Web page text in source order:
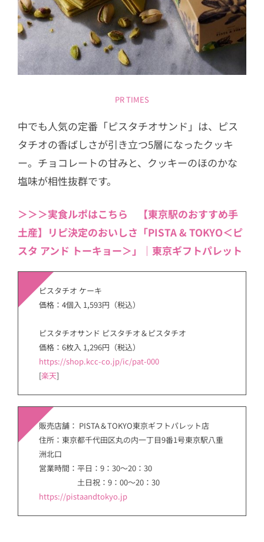
PR TIMES
中でも人気の定番「ピスタチオサンド」は、ピス
タチオの香ばしさが引き立つ5層になったクッキ
ー。チョコレートの甘みと、クッキーのほのかな
塩味が相性抜群です。
＞＞＞実食ルポはこちら 【東京駅のおすすめ手
土産】リピ決定のおいしさ「PISTA & TOKYO＜ピ
スタ アンド トーキョー＞」｜東京ギフトパレット
ピスタチオ ケーキ
価格：4個入 1,593円（税込）
ピスタチオサンド ピスタチオ＆ピスタチオ
価格：6枚入 1,296円（税込）
https://shop.kcc-co.jp/ic/pat-000
[楽天]
販売店舗： PISTA＆TOKYO東京ギフトパレット店
住所：東京都千代田区丸の内一丁目9番1号東京駅八重
洲北口
営業時間：平日：9：30～20：30
土日祝：9：00～20：30
https://pistaandtokyo.jp